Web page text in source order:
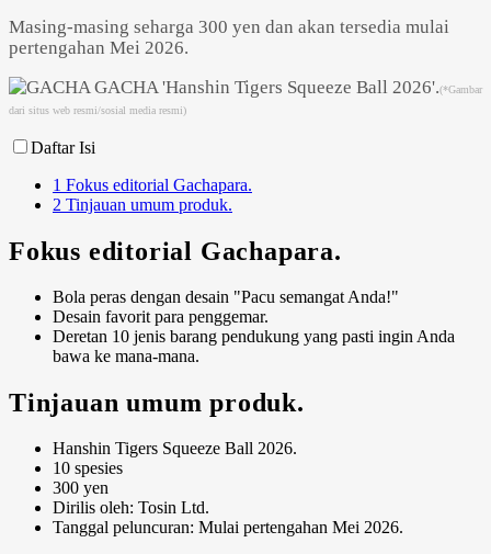
Masing-masing seharga 300 yen dan akan tersedia mulai
pertengahan Mei 2026.
(*Gambar
dari situs web resmi/sosial media resmi)
Daftar Isi
1 Fokus editorial Gachapara.
2 Tinjauan umum produk.
Fokus editorial Gachapara.
Bola peras dengan desain "Pacu semangat Anda!"
Desain favorit para penggemar.
Deretan 10 jenis barang pendukung yang pasti ingin Anda
bawa ke mana-mana.
Tinjauan umum produk.
Hanshin Tigers Squeeze Ball 2026.
10 spesies
300 yen
Dirilis oleh: Tosin Ltd.
Tanggal peluncuran: Mulai pertengahan Mei 2026.